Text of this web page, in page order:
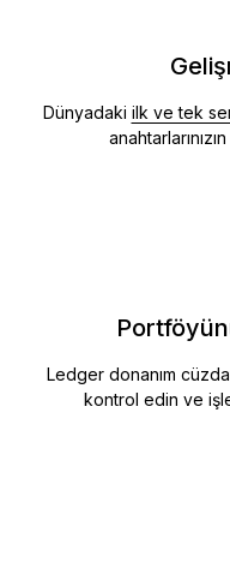
Dünyadaki ilk ve tek
Ledger donanım
kontrol edin ve